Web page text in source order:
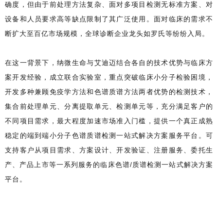
确度，但由于前处理方法复杂、面对多项目检测无标准方案、对
设备和人员要求高等缺点限制了其广泛使用。面对临床的需求不
断扩大至百亿市场规模，全球诊断企业龙头如罗氏等纷纷入局。
在这一背景下，纳微生命与艾迪迈结合各自的技术优势与临床方
案开发经验，成立联合实验室，重点突破临床小分子检验困境，
开发多种兼顾免疫学方法和色谱质谱方法两者优势的检测技术，
集合前处理单元、分离提取单元、检测单元等，充分满足客户的
不同项目需求，最大程度加速市场准入门槛，提供一个真正成熟
稳定的端到端小分子色谱质谱检测一站式解决方案服务平台。可
支持客户从项目需求、方案设计、开发验证、注册服务、委托生
产、产品上市等一系列服务的临床色谱/质谱检测一站式解决方案
平台。